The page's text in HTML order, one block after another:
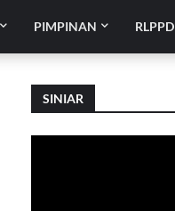
PIMPINAN RLPPD
SINIAR